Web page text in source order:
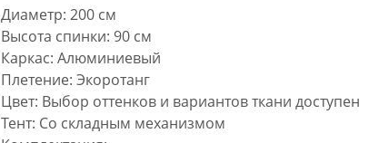
Диаметр: 200 см
Высота спинки: 90 см
Каркас: Алюминиевый
Плетение: Экоротанг
Цвет: Выбор оттенков и вариантов ткани доступен
Тент: Со складным механизмом